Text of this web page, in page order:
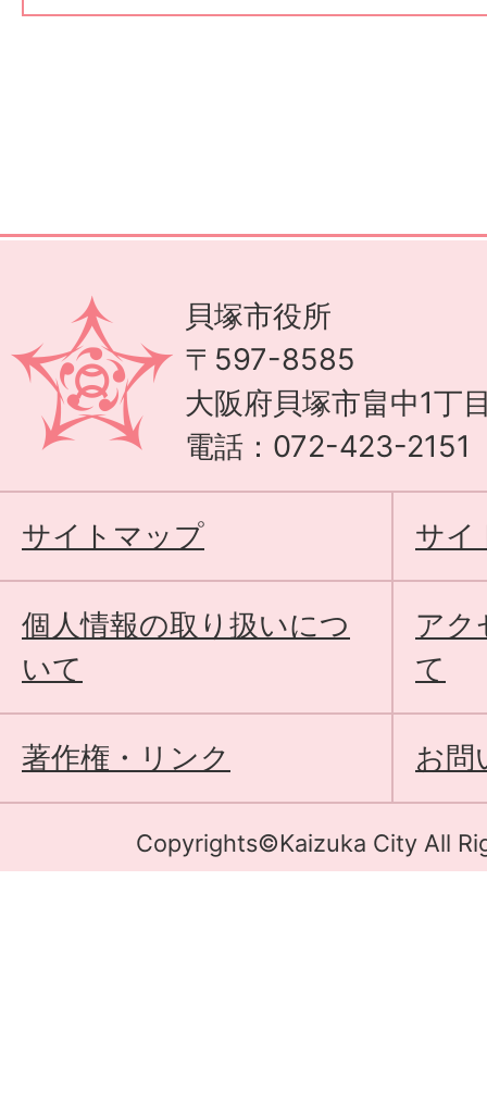
貝塚市役所
〒597-8585
大阪府貝塚市畠中1丁
電話：072-423-2151
サイトマップ サイ
個人情報の取り扱いにつ
いて
アク
て
著作権・リンク お問
Copyrights©Kaizuka City All